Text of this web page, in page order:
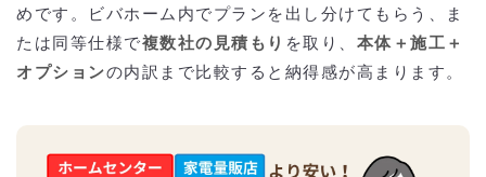
めです。ビバホーム内でプランを出し分けてもらう、ま
たは同等仕様で複数社の見積もり を取り、 本体＋施工＋
オプションの内訳まで比較すると納得感が高まります。